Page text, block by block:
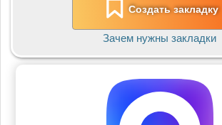
Создать закладку
Зачем нужны закладки